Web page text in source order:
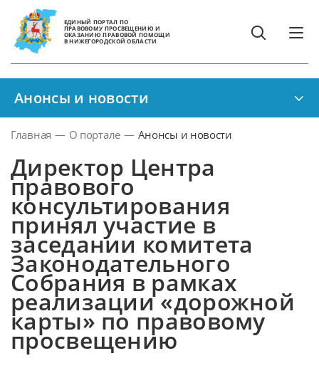
ЕДИНЫЙ ПОРТАЛ ПО
ПРАВОВОМУ ПРОСВЕЩЕНИЮ И
ОКАЗАНИЮ ПРАВОВОЙ ПОМОЩИ
В НИЖЕГОРОДСКОЙ ОБЛАСТИ
Анонсы и новости
Главная — О портале — Анонсы и новости
Директор Центра
правового
консультирования
принял участие в
заседании комитета
Законодательного
Собрания в рамках
реализации «дорожной
карты» по правовому
просвещению